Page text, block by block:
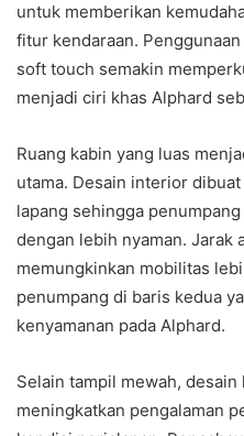
untuk memberikan
fitur kendaraan.
soft touch semakin
menjadi ciri khas Alphard
Ruang kabin yang luas
utama. Desain interior
lapang sehingga
dengan lebih nyaman. Jarak
memungkinkan mobilitas
penumpang di baris kedua
kenyamanan pada Alphard.
Selain tampil mewah,
meningkatkan pengalaman